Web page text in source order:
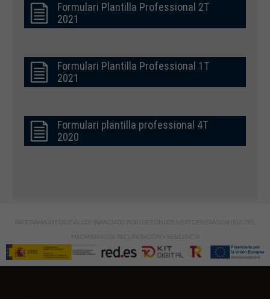
Formulari Plantilla Professional 2T
2021
Formulari Plantilla Professional 1T
2021
Formulari plantilla professional 4T
2020
PROGRAMA KIT DIGITAL COFINANCIADO POR LOS FONDOS NEXT GENERATION (EU) DEL
MECANISMO DE RECUPERACIÓN Y RESILENCIA